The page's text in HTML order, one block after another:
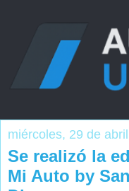
miércoles, 29 de
Se realizó la
Mi Auto by